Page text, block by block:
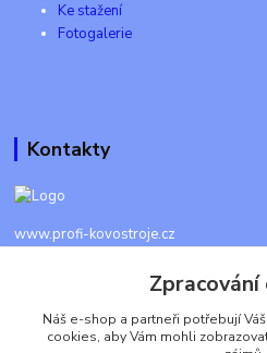
Ke stažení
Fotogalerie
Kontakty
www.profi-kovostroje.cz
+420 605 017 866
Každý den 8 - 20 hod - SMS kdykoliv
Zpracování
Náš e-shop a partneři potřebují Váš
cookies, aby Vám mohli